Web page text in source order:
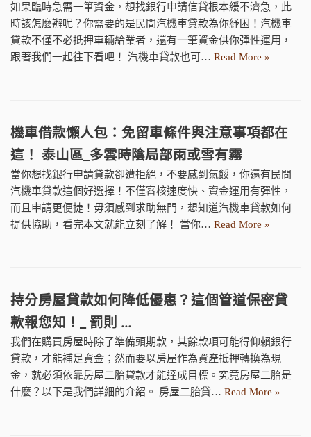
如果臨時急需一筆資金，想找銀行申請信貸根本緩不濟急，此
時該怎麼辦呢？你需要的是民間汽機車貸款為你紓困！汽機車
貸款不僅不必抵押車輛給業者，還有一筆資金供你彈性運用，
跟著我們一起往下看吧！ 汽機車貸款也可… Read More »
機車借款懶人包：免留車條件與注意事項都在
這！ 泰山區_多雲時陰局部雨或雪有霧
當你想找銀行申請貸款卻遭拒絕，不要感到氣餒，你還有民間
汽機車貸款這個好選擇！不僅審核速度快、資金運用有彈性，
而且申請更便捷！毋須感到求助無門，想知道汽機車貸款如何
提供協助，看完本文就能立刻了解！ 當你… Read More »
持分房屋貸款如何降低優惠？這個管道保密貸
款報您知！_ 罰則 …
我們在購買房屋時除了準備頭期款，其餘款項可能得仰賴銀行
貸款，才能補足資金；然而要以房屋作為資產抵押轉換為現
金，就必須依靠房屋二胎貸款才能達成目標。究竟房屋二胎是
什麼？以下是我們詳細的介紹。 房屋二胎貸… Read More »